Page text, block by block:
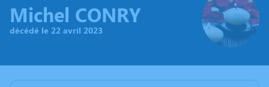
Michel CONRY
décédé le 22 avril 2023